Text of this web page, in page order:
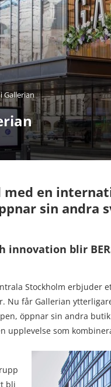
Gallerian
en
sin andra
innovation blir
Stockholm erbjuder
Nu får Gallerian
öppnar sin andra
upplevelse som
bli